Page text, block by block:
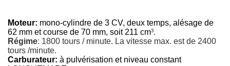
Moteur: mono-cylindre de 3 CV, deux temps, alésage de
62 mm et course de 70 mm, soit 211 cm³.
Régime: 1800 tours / minute. La vitesse max. est de 2400
tours /minute.
Carburateur: à pulvérisation et niveau constant